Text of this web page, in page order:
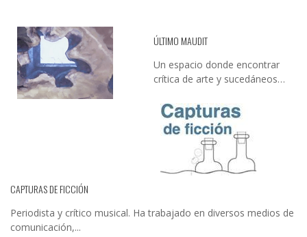
ÚLTIMO MAUDIT
Un espacio donde encontrar
crítica de arte y sucedáneos…
CAPTURAS DE FICCIÓN
Periodista y crítico musical. Ha trabajado en diversos medios de
comunicación,...